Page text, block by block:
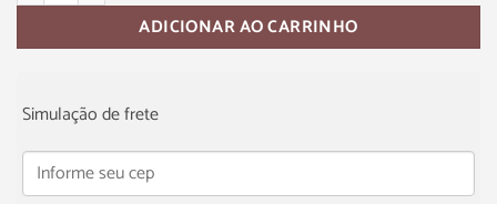
ADICIONAR AO CARRINHO
Simulação de frete